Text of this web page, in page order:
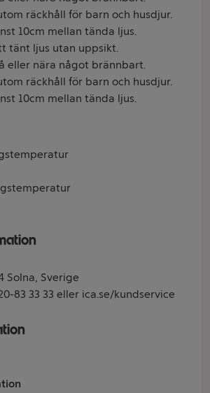
räckhåll för barn och husdjur.
10cm mellan tända ljus.
tänt ljus utan uppsikt.
eller nära något brännbart.
räckhåll för barn och husdjur.
10cm mellan tända ljus.
Solna, Sverige
83 33 33 eller ica.se/kundservice